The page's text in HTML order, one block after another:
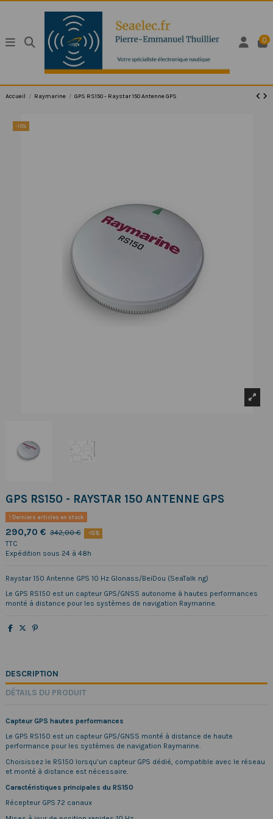
0
Accueil Raymarine GPS RS150 - Raystar 150 Antenne GPS
-15%
GPS RS150 - RAYSTAR 150 ANTENNE GPS
Derniers articles en stock
290,70 € 342,00 € -15%
TTC
Expédition sous 24 à 48h
Raystar 150 Antenne GPS 10 Hz Glonass/BeiDou (SeaTalk ng)
Le GPS RS150 est un capteur GPS/GNSS autonome à hautes performances
monté à distance pour les systèmes de navigation Raymarine.
DESCRIPTION
DÉTAILS DU PRODUIT
Capteur GPS hautes performances
Le GPS RS150 est un capteur GPS/GNSS monté à distance de haute
performance pour les systèmes de navigation Raymarine.
Choisissez le RS150 lorsqu’un capteur GPS dédié, compatible avec le réseau
et monté à distance est nécessaire.
Caractéristiques principales du RS150
Récepteur GPS 72 canaux